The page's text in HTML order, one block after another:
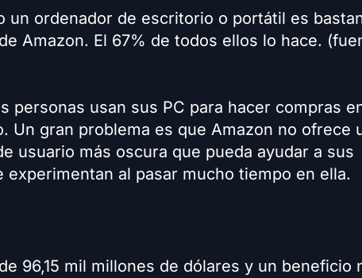
un ordenador de escritorio o portátil es
Amazon. El 67% de todos ellos lo hace.
personas usan sus PC para hacer compras
Un gran problema es que Amazon no ofrece
usuario más oscura que pueda ayudar a sus
al pasar mucho tiempo en ella.
96,15 mil millones de dólares y un beneficio